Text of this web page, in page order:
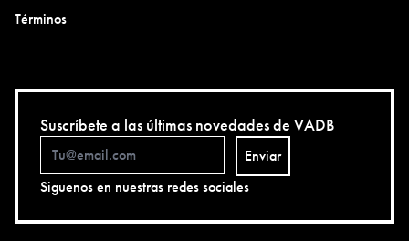
Términos
Suscríbete a las últimas novedades de VADB
Enviar
Siguenos en nuestras redes sociales